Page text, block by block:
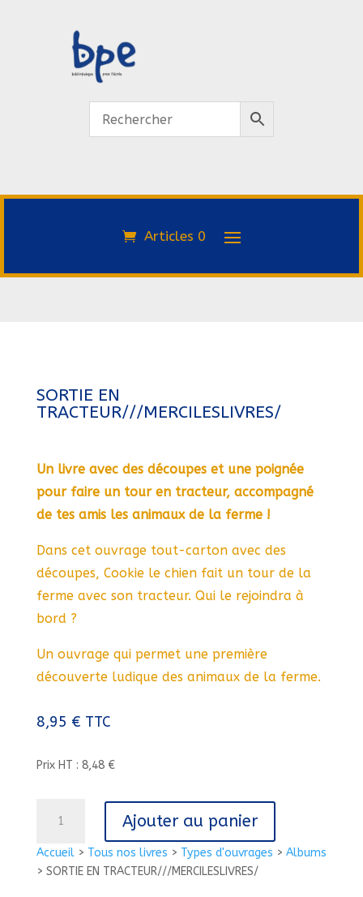
Articles 0
Accueil> Tous nos livres > Types d'ouvrages > Albums
> SORTIE EN TRACTEUR///MERCILESLIVRES/
SORTIE EN
TRACTEUR///MERCILESLIVRES/
Un livre avec des découpes et une poignée
pour faire un tour en tracteur, accompagné
de tes amis les animaux de la ferme !
Dans cet ouvrage tout-carton avec des
découpes, Cookie le chien fait un tour de la
ferme avec son tracteur. Qui le rejoindra à
bord ?
Un ouvrage qui permet une première
découverte ludique des animaux de la ferme.
8,95 € TTC
Prix HT : 8,48 €
SORTIE
EN
Ajouter au panier